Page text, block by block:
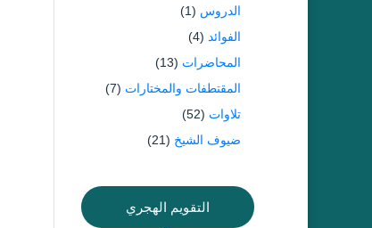
الدروس (1)
الفوائد (4)
المحاضرات (13)
المقتطفات والمختارات (7)
تلاوات (52)
ضيوف الشيخ (21)
التقويم الهجري